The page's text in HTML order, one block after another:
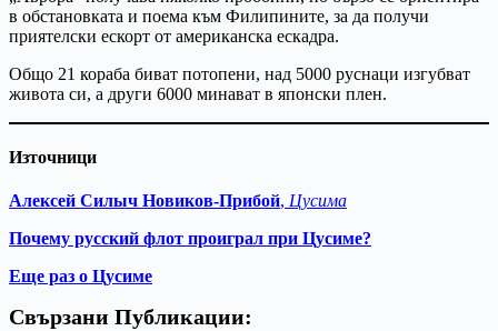
в обстановката и поема към Филипините, за да получи
приятелски ескорт от американска ескадра.
Общо 21 кораба биват потопени, над 5000 руснаци изгубват
живота си, а други 6000 минават в японски плен.
Източници
Алексей Силыч Новиков-Прибой, Цусима
Почему русский флот проиграл при Цусиме?
Еще раз о Цусиме
Свързани Публикации: